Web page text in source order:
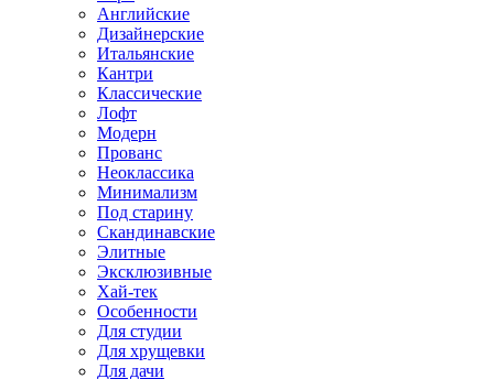
Английские
Дизайнерские
Итальянские
Кантри
Классические
Лофт
Модерн
Прованс
Неоклассика
Минимализм
Под старину
Скандинавские
Элитные
Эксклюзивные
Хай-тек
Особенности
Для студии
Для хрущевки
Для дачи